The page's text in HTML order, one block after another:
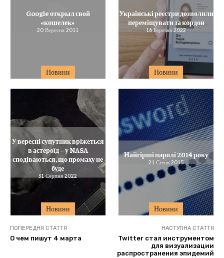
Новини
Google открыл свой
«кошелек»
20 Вересня 2011
Новини
Українські реєстри дозволили
переміщувати за кордон
16 Березня 2022
Новини
У вересні супутник вріжеться
в астероїд – у NASA
сподіваються, що промаху не
буде
31 Серпня 2022
Новини
Найгірші паролі 2014 року
21 Січня 2015
ПОПЕРЕДНЯ СТАТТЯ
О чем пишут 4 марта
НАСТУПНА СТАТТЯ
Twitter стал инструментом
для визуализации
распространения эпидемий